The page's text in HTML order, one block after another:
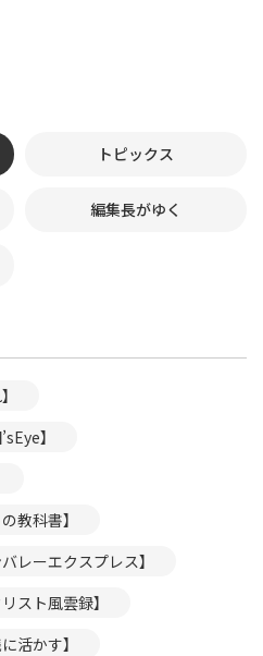
トピックス
編集長がゆく
】
教科書】
レーエクスプレス】
スト風雲録】
活かす】